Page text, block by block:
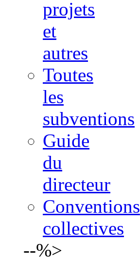
projets
et
autres
Toutes
les
subventions
Guide
du
directeur
Conventions
collectives
--%>